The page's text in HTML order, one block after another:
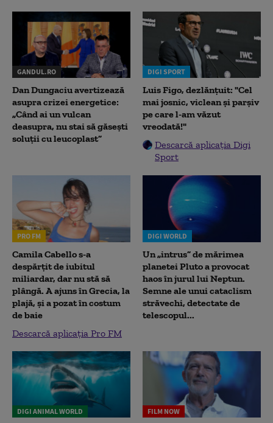
GANDUL.RO
Dan Dungaciu avertizează
asupra crizei energetice:
„Când ai un vulcan
deasupra, nu stai să găsești
soluții cu leucoplast”
DIGI SPORT
Luis Figo, dezlănțuit: "Cel
mai josnic, viclean și parșiv
pe care l-am văzut
vreodată!"
Descarcă aplicația Digi
Sport
PRO FM
Camila Cabello s-a
despărțit de iubitul
miliardar, dar nu stă să
plângă. A ajuns în Grecia, la
plajă, și a pozat în costum
de baie
Descarcă aplicația Pro FM
DIGI WORLD
Un „intrus” de mărimea
planetei Pluto a provocat
haos în jurul lui Neptun.
Semne ale unui cataclism
străvechi, detectate de
telescopul...
DIGI ANIMAL WORLD FILM NOW